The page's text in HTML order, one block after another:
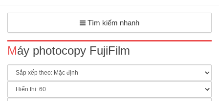
Tìm kiếm nhanh
Máy photocopy FujiFilm
Máy photocopy FujiFilm Apeos 2561 mới 100% bắt đầu ra mắt năm
2026, Hàng chính hãng, nguyên đai nguyên kiện- Chức năng:
cứng: SSD 256 GB-Sử dụng chip để quản lý mã hóa bảo mật dữ..